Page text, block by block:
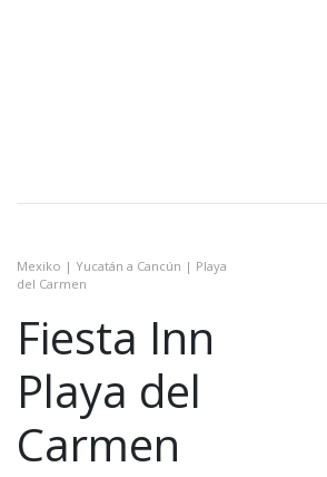
Mexiko | Yucatán a Cancún | Playa
del Carmen
Fiesta Inn
Playa del
Carmen